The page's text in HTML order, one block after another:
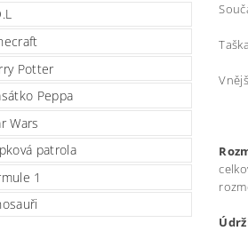
Potter
Peppa
Wars
patrola
1